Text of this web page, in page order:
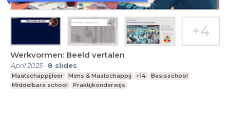
Werkvormen: Beeld vertalen
April 2025- 8 slides
Maatschappijleer Mens & Maatschappij +14
Basisschool
Middelbare school
Praktijkonderwijs